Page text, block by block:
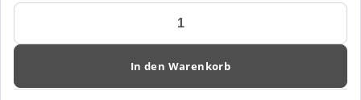
COTTON
DAMEN
214
In den Warenkorb